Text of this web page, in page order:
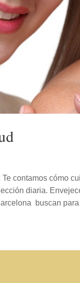
contamos cómo
diaria.
buscan para